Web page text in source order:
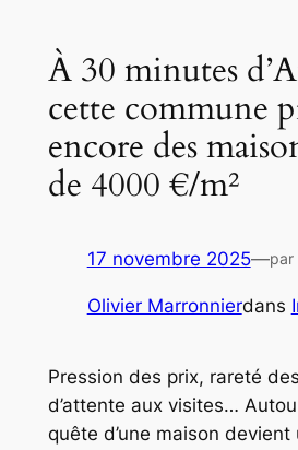
À 30 minutes
cette commune
encore des
de 4000 €/m²
17 novembre 2025—par
Olivier Marronnierdans
Pression des prix, rareté
d’attente aux visites…
quête d’une maison